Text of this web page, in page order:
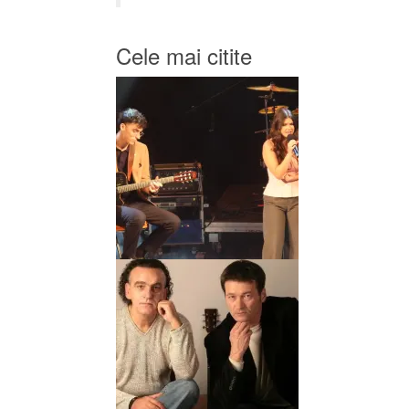
Cele mai citite